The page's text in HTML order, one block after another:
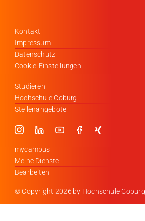
Kontakt
Impressum
Datenschutz
Cookie-Einstellungen
Studieren
Hochschule Coburg
Stellenangebote
mycampus
Meine Dienste
Bearbeiten
© Copyright 2026 by Hochschule Coburg